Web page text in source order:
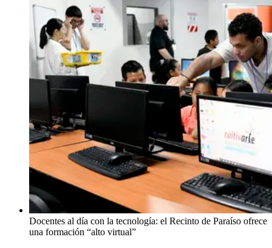
Docentes al día con la tecnología: el Recinto de Paraíso ofrece
una formación “alto virtual”